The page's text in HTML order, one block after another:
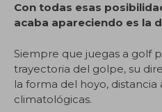
Con todas esas
acaba apareciendo es la
Siempre que juegas a golf
trayectoria del golpe, su
la forma del hoyo,
climatológicas.